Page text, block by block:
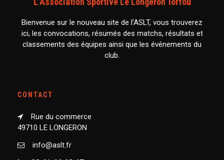
Bienvenue sur le nouveau site de l’ASLT, vous trouverez
ici, les convocations, résumés des matchs, résultats et
classements des équipes ainsi que les événements du
club.
CONTACT
Rue du commerce
49710 LE LONGERON
info@aslt.fr